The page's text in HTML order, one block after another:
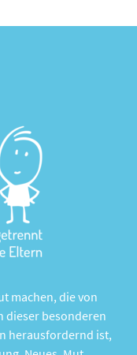
machen, die von
dieser besonderen
herausfordernd ist,